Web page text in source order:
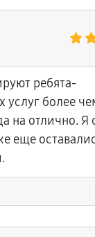
ребята-
услуг более
на отлично. Я
еще